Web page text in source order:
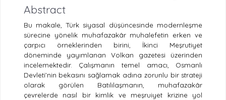
Abstract
Bu makale, Türk siyasal düşüncesinde modernleşme
sürecine yönelik muhafazakâr muhalefetin erken ve
çarpıcı örneklerinden birini, İkinci Meşrutiyet
döneminde yayımlanan Volkan gazetesi üzerinden
incelemektedir. Çalışmanın temel amacı, Osmanlı
Devleti’nin bekasını sağlamak adına zorunlu bir strateji
olarak görülen Batılılaşmanın, muhafazakâr
çevrelerde nasıl bir kimlik ve meşruiyet krizine yol